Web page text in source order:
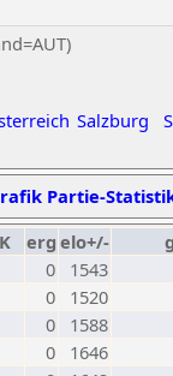
Salzburg
Partie-
K erg elo+/-
0
1543
0
1520
0
1588
0
1646